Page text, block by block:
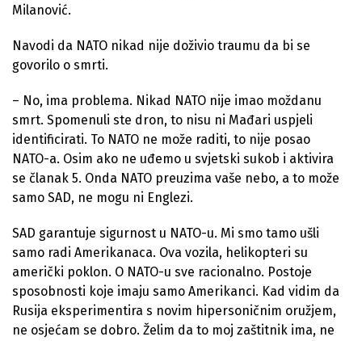
Milanović.
Navodi da NATO nikad nije doživio traumu da bi se
govorilo o smrti.
– No, ima problema. Nikad NATO nije imao moždanu
smrt. Spomenuli ste dron, to nisu ni Mađari uspjeli
identificirati. To NATO ne može raditi, to nije posao
NATO-a. Osim ako ne uđemo u svjetski sukob i aktivira
se članak 5. Onda NATO preuzima vaše nebo, a to može
samo SAD, ne mogu ni Englezi.
SAD garantuje sigurnost u NATO-u. Mi smo tamo ušli
samo radi Amerikanaca. Ova vozila, helikopteri su
američki poklon. O NATO-u sve racionalno. Postoje
sposobnosti koje imaju samo Amerikanci. Kad vidim da
Rusija eksperimentira s novim hipersoničnim oružjem,
ne osjećam se dobro. Želim da to moj zaštitnik ima, ne